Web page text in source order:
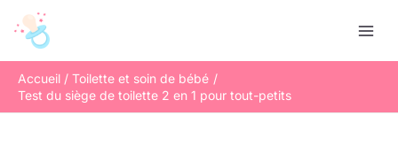
Accueil
Toilette et soin de bébé
Test du siège de toilette 2 en 1 pour tout-petits
e
c
h
e